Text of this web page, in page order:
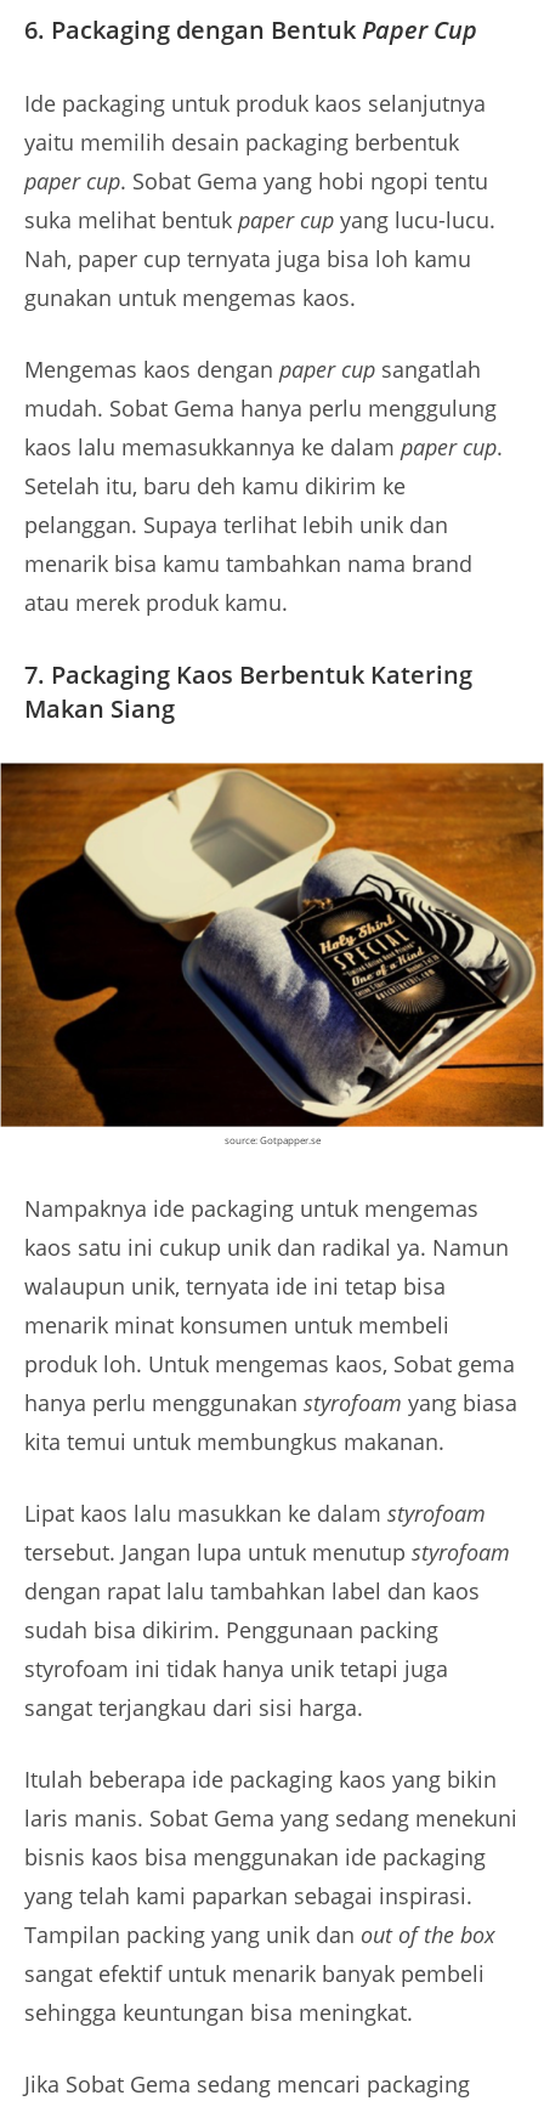
6. Packaging dengan BentukPaper Cup
Ide packaging untuk produk kaos selanjutnya
yaitu memilih desain packaging berbentuk
paper cup. Sobat Gema yang hobi ngopi tentu
suka melihat bentuk paper cup yang lucu-lucu.
Nah, paper cup ternyata juga bisa loh kamu
gunakan untuk mengemas kaos.
Mengemas kaos dengan paper cup sangatlah
mudah. Sobat Gema hanya perlu menggulung
kaos lalu memasukkannya ke dalam paper cup.
Setelah itu, baru deh kamu dikirim ke
pelanggan. Supaya terlihat lebih unik dan
menarik bisa kamu tambahkan nama brand
atau merek produk kamu.
7. Packaging Kaos Berbentuk Katering
Makan Siang
source: Gotpapper.se
Nampaknya ide packaging untuk mengemas
kaos satu ini cukup unik dan radikal ya. Namun
walaupun unik, ternyata ide ini tetap bisa
menarik minat konsumen untuk membeli
produk loh. Untuk mengemas kaos, Sobat gema
hanya perlu menggunakan styrofoam yang biasa
kita temui untuk membungkus makanan.
Lipat kaos lalu masukkan ke dalam styrofoam
tersebut. Jangan lupa untuk menutup styrofoam
dengan rapat lalu tambahkan label dan kaos
sudah bisa dikirim. Penggunaan packing
styrofoam ini tidak hanya unik tetapi juga
sangat terjangkau dari sisi harga.
Itulah beberapa ide packaging kaos yang bikin
laris manis. Sobat Gema yang sedang menekuni
bisnis kaos bisa menggunakan ide packaging
yang telah kami paparkan sebagai inspirasi.
Tampilan packing yang unik dan out of the box
sangat efektif untuk menarik banyak pembeli
sehingga keuntungan bisa meningkat.
Jika Sobat Gema sedang mencari packaging